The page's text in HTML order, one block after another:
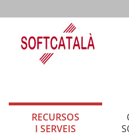
RECURSOS
I SERVEIS